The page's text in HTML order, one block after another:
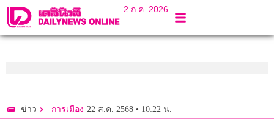
2 ก.ค. 2026
ข่าว การเมือง 22 ส.ค. 2568 • 10:22 น.